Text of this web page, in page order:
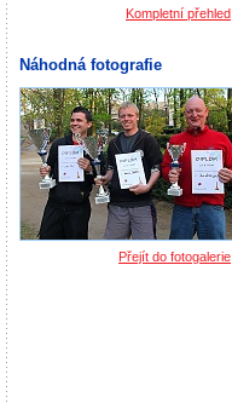
Kompletní přehled
Náhodná fotografie
Přejít do fotogalerie